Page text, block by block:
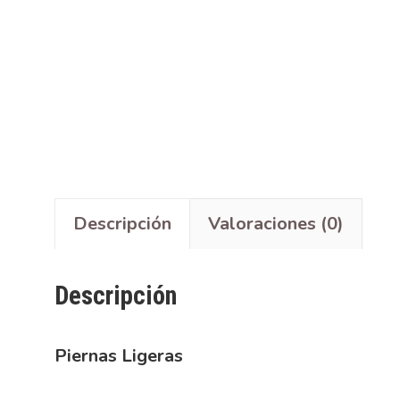
Descripción Valoraciones (0)
Descripción
Piernas Ligeras